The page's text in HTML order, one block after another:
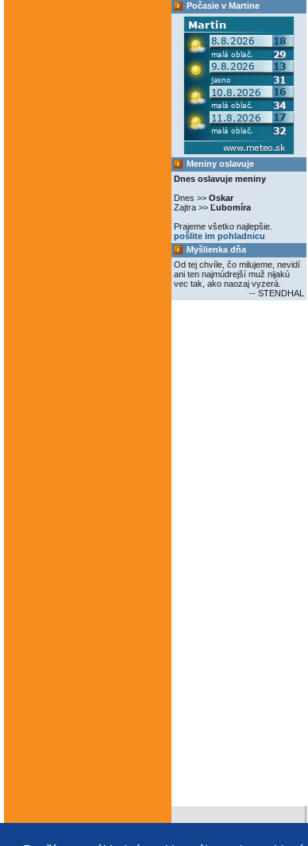
Počasie v Martine
Meniny oslavuje
Dnes oslavuje meniny
Dnes >> Oskar
Zajtra >> Ľubomíra
Prajeme všetko najlepšie.
pošlite im pohladnicu
Myšlienka dňa
Od tej chvíle, čo milujeme, nevidí
ani ten najmúdrejší muž nijakú
vec tak, ako naozaj vyzerá.
-- STENDHAL